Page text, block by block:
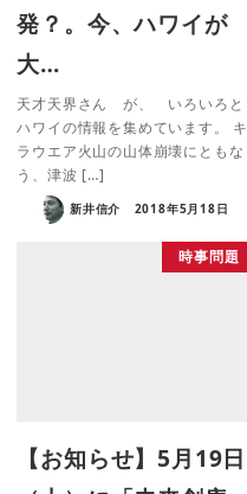
発？。今、ハワイが
大…
天才天界さん が、 いろいろと
ハワイの情報を集めています。 キ
ラウエア火山の山体崩壊にともな
う、津波 […]
新井信介 2018年5月18日
時事問題
【お知らせ】5月19日